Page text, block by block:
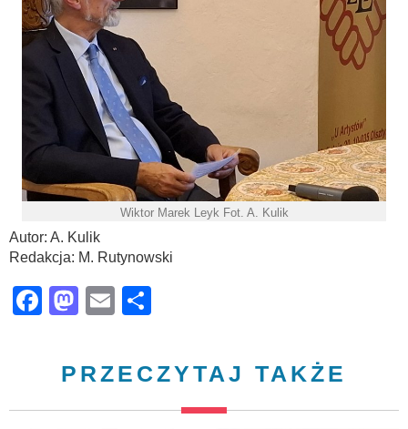
Wiktor Marek Leyk Fot. A. Kulik
Autor: A. Kulik
Redakcja: M. Rutynowski
Facebook
Mastodon
Email
PRZECZYTAJ TAKŻE